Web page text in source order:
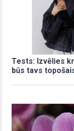
Tests: Izvēlies
būs tavs